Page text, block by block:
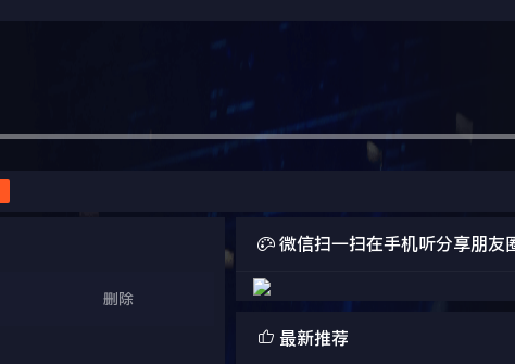
删除
微信扫一扫在手机听分享朋友
 最新推荐